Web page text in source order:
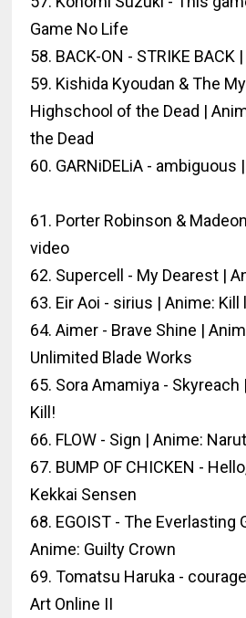
Game No Life
58. BACK-ON - STRIKE BACK
59. Kishida Kyoudan & The
Highschool of the Dead |
the Dead
60. GARNiDELiA - ambiguous
61. Porter Robinson &
video
62. Supercell - My Dearest |
63. Eir Aoi - sirius | Anime: Kill
64. Aimer - Brave Shine |
Unlimited Blade Works
65. Sora Amamiya - Skyreach
Kill!
66. FLOW - Sign | Anime:
67. BUMP OF CHICKEN -
Kekkai Sensen
68. EGOIST - The Everlasting
Anime: Guilty Crown
69. Tomatsu Haruka -
Art Online II